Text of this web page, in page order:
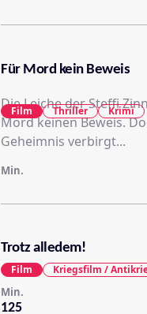
Für Mord kein Beweis
Die Leiche der Steffi
Mord keinen Beweis.
Geheimnis verbirgt...
Min.
Film Thriller Krimi
Trotz alledem!
125
Min.
Film Kriegsfilm /